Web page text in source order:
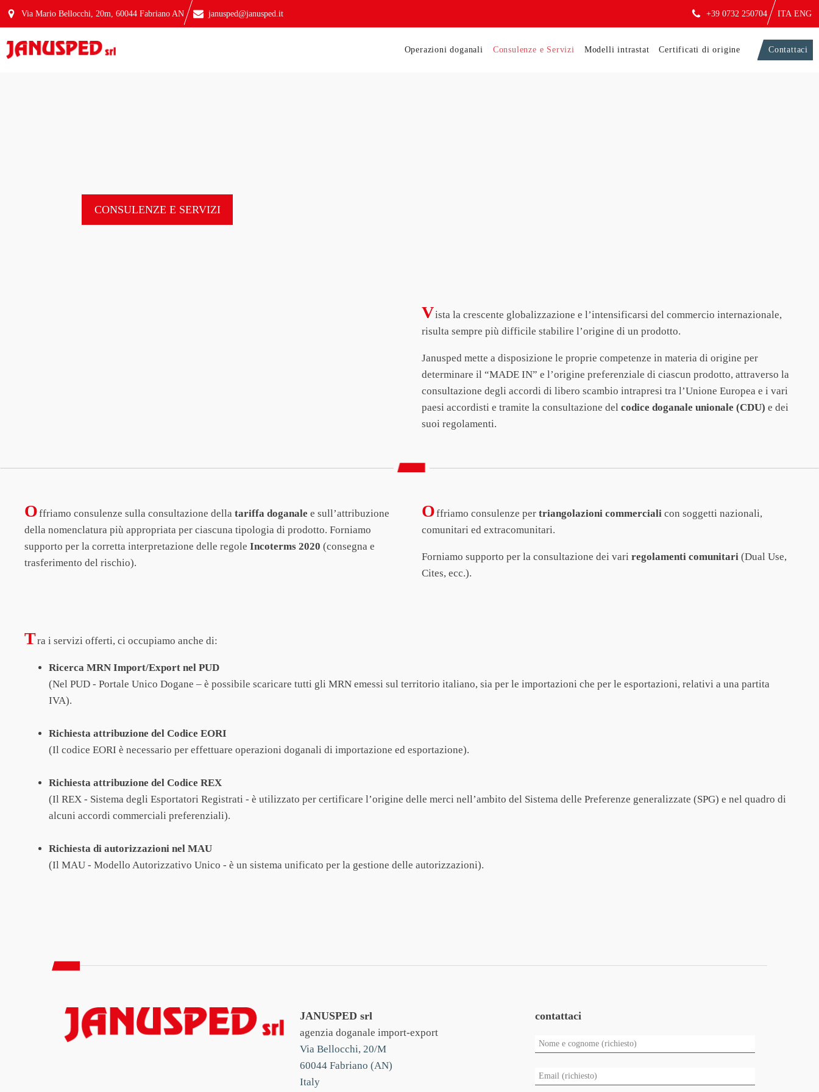
Via Mario Bellocchi, 20m, 60044 Fabriano AN janusped@janusped.it +39 0732 250704 ITA ENG
Operazioni doganali Consulenze e Servizi Modelli intrastat Certificati di origine Contattaci
CONSULENZE E SERVIZI
Vista la crescente globalizzazione e l’intensificarsi del commercio internazionale,
risulta sempre più difficile stabilire l’origine di un prodotto.
Janusped mette a disposizione le proprie competenze in materia di origine per
determinare il “MADE IN” e l’origine preferenziale di ciascun prodotto, attraverso la
consultazione degli accordi di libero scambio intrapresi tra l’Unione Europea e i vari
paesi accordisti e tramite la consultazione del codice doganale unionale (CDU) e dei
suoi regolamenti.
Offriamo consulenze sulla consultazione della tariffa doganale e sull’attribuzione
della nomenclatura più appropriata per ciascuna tipologia di prodotto. Forniamo
supporto per la corretta interpretazione delle regole Incoterms 2020 (consegna e
trasferimento del rischio).
Offriamo consulenze per triangolazioni commerciali con soggetti nazionali,
comunitari ed extracomunitari.
Forniamo supporto per la consultazione dei vari regolamenti comunitari (Dual Use,
Cites, ecc.).
Tra i servizi offerti, ci occupiamo anche di:
Ricerca MRN Import/Export nel PUD
(Nel PUD - Portale Unico Dogane – è possibile scaricare tutti gli MRN emessi sul territorio italiano, sia per le importazioni che per le esportazioni, relativi a una partita
IVA).
Richiesta attribuzione del Codice EORI
(Il codice EORI è necessario per effettuare operazioni doganali di importazione ed esportazione).
Richiesta attribuzione del Codice REX
(Il REX - Sistema degli Esportatori Registrati - è utilizzato per certificare l’origine delle merci nell’ambito del Sistema delle Preferenze generalizzate (SPG) e nel quadro di
alcuni accordi commerciali preferenziali).
Richiesta di autorizzazioni nel MAU
(Il MAU - Modello Autorizzativo Unico - è un sistema unificato per la gestione delle autorizzazioni).
JANUSPED srl
agenzia doganale import-export
Via Bellocchi, 20/M
60044 Fabriano (AN)
Italy
contattaci